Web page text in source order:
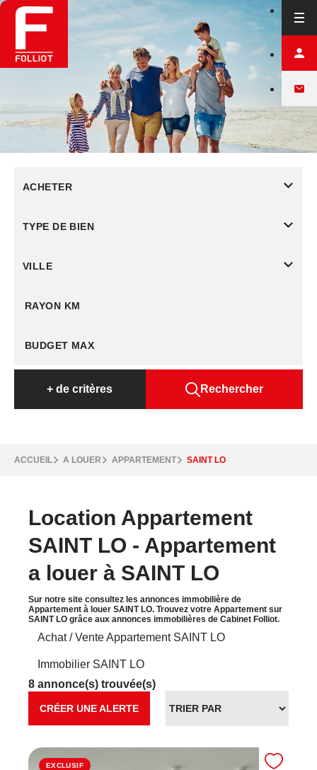
ACHETER
TYPE DE BIEN
VILLE
RAYON KM
+ de critères Rechercher
ACCUEIL A LOUER APPARTEMENT SAINT LO
Location Appartement
SAINT LO - Appartement
a louer à SAINT LO
Sur notre site consultez les annonces immobilière de
Appartement à louer SAINT LO. Trouvez votre Appartement sur
SAINT LO grâce aux annonces immobilières de Cabinet Folliot.
Achat / Vente Appartement SAINT LO
Immobilier SAINT LO
8 annonce(s) trouvée(s)
CRÉER UNE ALERTE
EXCLUSIF